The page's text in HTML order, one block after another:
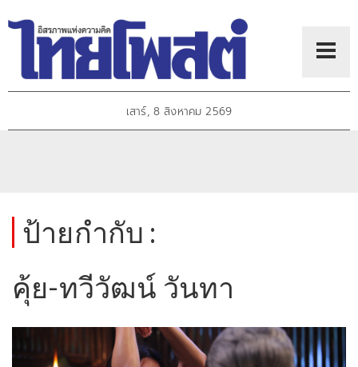
เสาร์, 8 สิงหาคม 2569
ป้ายกำกับ :
คุ้ย-ทวีวัฒน์ วันทา